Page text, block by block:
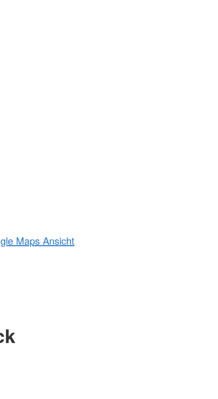
Maps Ansicht